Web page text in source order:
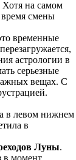
Хотя на самом
время смены
временные
астрологии в
серьезные
вещах. С
в левом нижнем
в
Луны.
в момент